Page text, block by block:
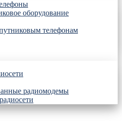
оборудование
телефонам
радиомодемы